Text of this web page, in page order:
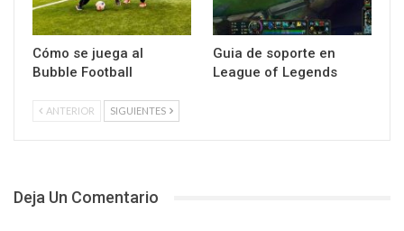
Cómo se juega al
Bubble Football
Guia de soporte en
League of Legends
ANTERIOR SIGUIENTES
Deja Un Comentario